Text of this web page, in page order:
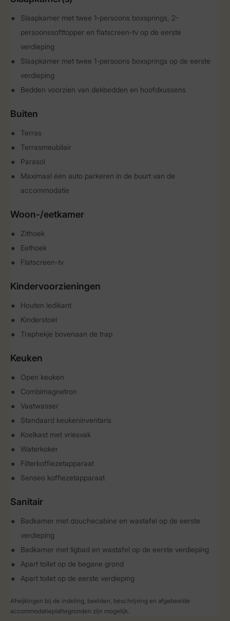
Slaapkamer met twee 1-persoons boxsprings, 2-
persoonssofttopper en flatscreen-tv op de eerste
verdieping
Slaapkamer met twee 1-persoons boxsprings op de eerste
verdieping
Bedden voorzien van dekbedden en hoofdkussens
Buiten
Terras
Terrasmeubilair
Parasol
Maximaal één auto parkeren in de buurt van de
accommodatie
Woon-/eetkamer
Zithoek
Eethoek
Flatscreen-tv
Kindervoorzieningen
Houten ledikant
Kinderstoel
Traphekje bovenaan de trap
Keuken
Open keuken
Combimagnetron
Vaatwasser
Standaard keukeninventaris
Koelkast met vriesvak
Waterkoker
Filterkoffiezetapparaat
Senseo koffiezetapparaat
Sanitair
Badkamer met douchecabine en wastafel op de eerste
verdieping
Badkamer met ligbad en wastafel op de eerste verdieping
Apart toilet op de begane grond
Apart toilet op de eerste verdieping
Afwijkingen bij de indeling, beelden, beschrijving en afgebeelde
accommodatieplattegronden zijn mogelijk.